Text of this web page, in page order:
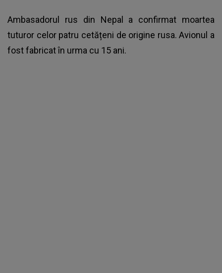
Ambasadorul rus din Nepal a confirmat moartea
tuturor celor patru cetățeni de origine rusa. Avionul a
fost fabricat în urma cu 15 ani.